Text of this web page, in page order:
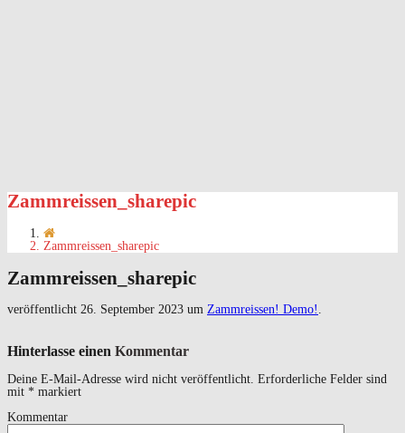
Zammreissen_sharepic
Zammreissen_sharepic
Zammreissen_sharepic
veröffentlicht 26. September 2023 um Zammreissen! Demo! .
Hinterlasse einen Kommentar
Deine E-Mail-Adresse wird nicht veröffentlicht. Erforderliche Felder sind
mit * markiert
Kommentar